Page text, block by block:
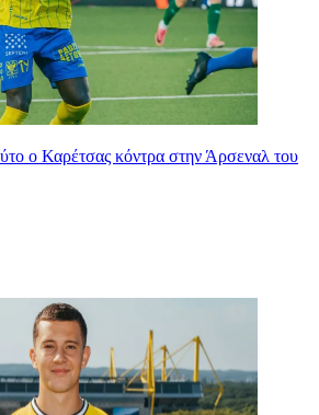
ο Καρέτσας κόντρα στην Άρσεναλ του